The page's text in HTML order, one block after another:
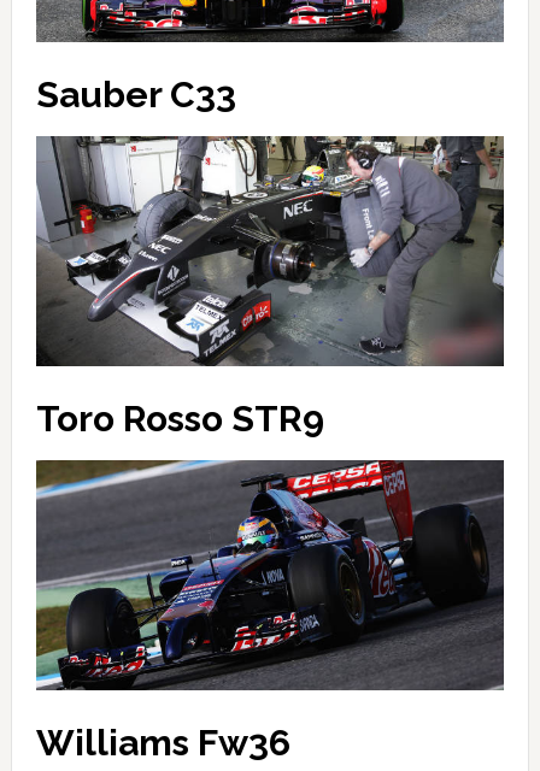
Sauber C33
Toro Rosso STR9
Williams Fw36